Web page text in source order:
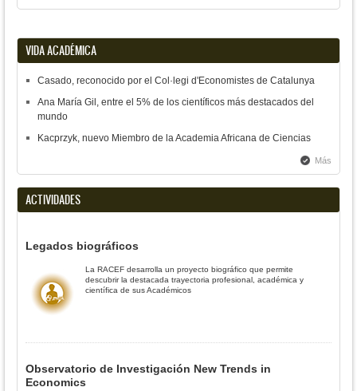
VIDA ACADÉMICA
Casado, reconocido por el Col·legi d'Economistes de Catalunya
Ana María Gil, entre el 5% de los científicos más destacados del
mundo
Kacprzyk, nuevo Miembro de la Academia Africana de Ciencias
Más
ACTIVIDADES
Legados biográficos
La RACEF desarrolla un proyecto biográfico que permite
descubrir la destacada trayectoria profesional, académica y
científica de sus Académicos
Observatorio de Investigación New Trends in
Economics